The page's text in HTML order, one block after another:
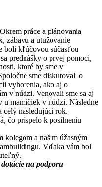
práce a plánovania
zábavu a utužovanie
boli kľúčovou súčasťou
prednášky o prvej pomoci,
ktoré by sme v
sme diskutovali o
vyhorenia, ako aj o
v núdzi. Venovali sme sa aj
u mamičiek v núdzi. Následne
celý nasledujúci rok.
čo prispelo k posilneniu
kolegom a našim úžasným
Vďaka vám bol
na podporu